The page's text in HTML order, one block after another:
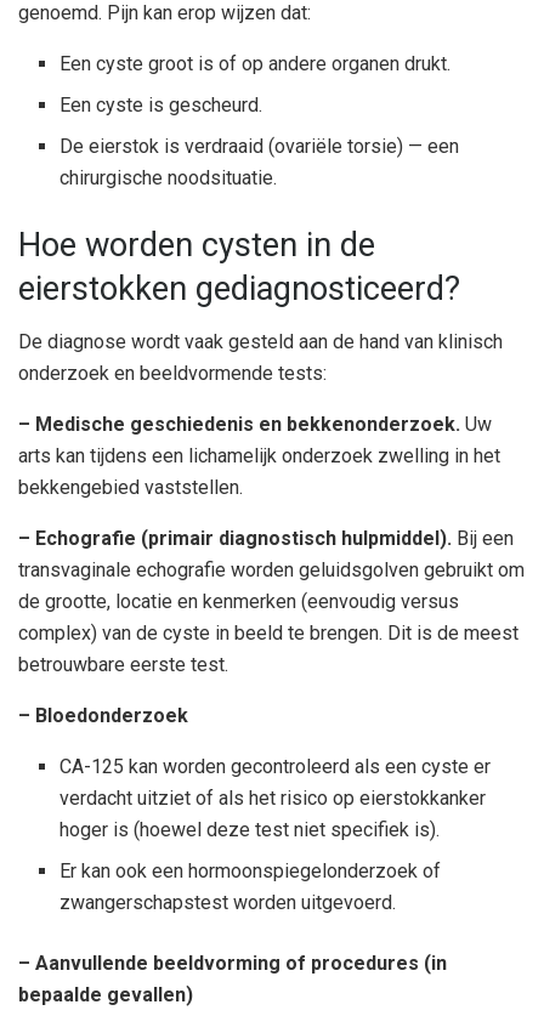
genoemd. Pijn kan erop wijzen dat:
Een cyste groot is of op andere organen drukt.
Een cyste is gescheurd.
De eierstok is verdraaid (ovariële torsie) — een
chirurgische noodsituatie.
Hoe worden cysten in de
eierstokken gediagnosticeerd?
De diagnose wordt vaak gesteld aan de hand van klinisch
onderzoek en beeldvormende tests:
– Medische geschiedenis en bekkenonderzoek. Uw
arts kan tijdens een lichamelijk onderzoek zwelling in het
bekkengebied vaststellen.
– Echografie (primair diagnostisch hulpmiddel). Bij een
transvaginale echografie worden geluidsgolven gebruikt om
de grootte, locatie en kenmerken (eenvoudig versus
complex) van de cyste in beeld te brengen. Dit is de meest
betrouwbare eerste test.
– Bloedonderzoek
CA-125 kan worden gecontroleerd als een cyste er
verdacht uitziet of als het risico op eierstokkanker
hoger is (hoewel deze test niet specifiek is).
Er kan ook een hormoonspiegelonderzoek of
zwangerschapstest worden uitgevoerd.
– Aanvullende beeldvorming of procedures (in
bepaalde gevallen)